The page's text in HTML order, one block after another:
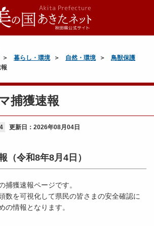
暮らし・環境 自然・環境
鳥獣保護
捕獲速報
更新日： 2026年08月04日
（令和8年8月4日）
捕獲速報ページです。
数を可視化して県民の皆さまの安全確認に
の情報となります。